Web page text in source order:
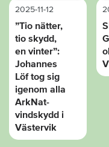
2025-11-12
”Tio nätter,
tio skydd,
en vinter”:
Johannes
Löf tog sig
igenom alla
ArkNat-
vindskydd i
Västervik